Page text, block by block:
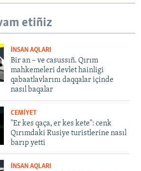
etiñiz
İNSAN AQLARI
Bir an – ve casussıñ. Qırım
mahkemeleri devlet hainligi
qabaatlavlarını daqqalar içinde
nasıl baqalar
CEMİYET
"Er kes qaça, er kes kete": cenk
Qırımdaki Rusiye turistlerine nasıl
barıp yetti
İNSAN AQLARI